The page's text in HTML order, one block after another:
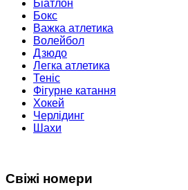
Біатлон
Бокс
Важка атлетика
Волейбол
Дзюдо
Легка атлетика
Теніс
Фігурне катання
Хокей
Черлідинг
Шахи
Свіжі номери